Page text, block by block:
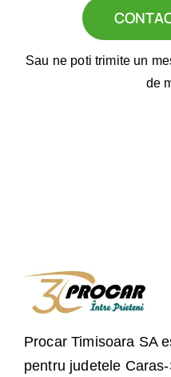
Sau ne poti trimite un
de
Procar Timisoara SA
pentru judetele